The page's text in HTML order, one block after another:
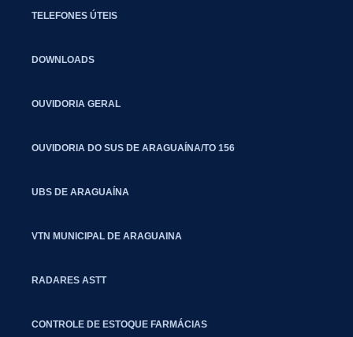
TELEFONES ÚTEIS
DOWNLOADS
OUVIDORIA GERAL
OUVIDORIA DO SUS DE ARAGUAÍNA/TO 156
UBS DE ARAGUAÍNA
VTN MUNICIPAL DE ARAGUAINA
RADARES ASTT
CONTROLE DE ESTOQUE FARMÁCIAS